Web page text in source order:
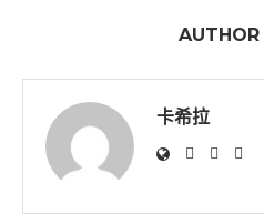
AUTHOR
卡希拉